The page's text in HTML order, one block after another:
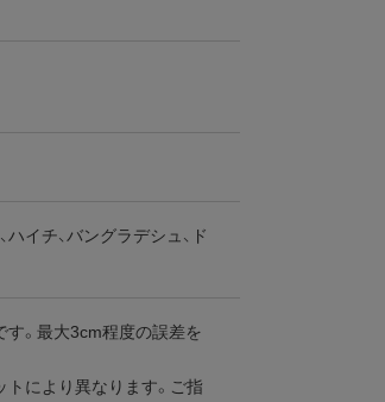
イチ、バングラデシュ、ド
。最大3cm程度の誤差を
により異なります。ご指